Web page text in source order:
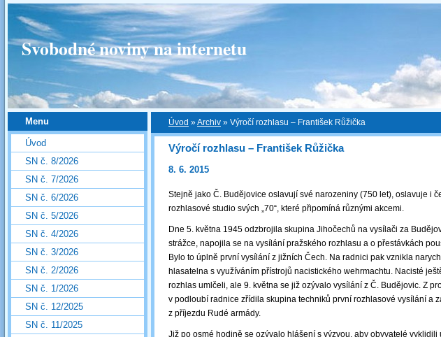
Svobodné noviny na internetu
Úvod »Archiv » Výročí rozhlasu – František Růžička
Výročí rozhlasu – František Růžička
8. 6. 2015
Stejně jako Č. Budějovice oslavují své narozeniny (750 let), oslavuje i
rozhlasové studio svých „70“, které připomíná různými akcemi.
Dne 5. května 1945 odzbrojila skupina Jihočechů na vysílači za
strážce, napojila se na vysílání pražského rozhlasu a o přestávkách
Bylo to úplně první vysílání z jižních Čech. Na radnici pak vznikla
hlasatelna s využíváním přístrojů nacistického wehrmachtu. Nacisté
rozhlas umlčeli, ale 9. května se již ozývalo vysílání z Č. Budějovic. Z
v podloubí radnice zřídila skupina techniků první rozhlasové vysílání a
z příjezdu Rudé armády.
Již po osmé hodině se ozývalo hlášení s výzvou, aby obyvatelé vyklidili
Menu
Úvod
SN č. 8/2026
SN č. 7/2026
SN č. 6/2026
SN č. 5/2026
SN č. 4/2026
SN č. 3/2026
SN č. 2/2026
SN č. 1/2026
SN č. 12/2025
SN č. 11/2025